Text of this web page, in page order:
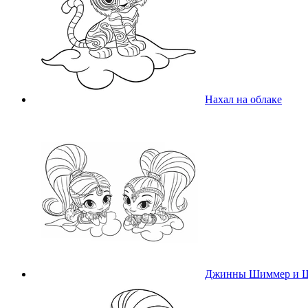
Нахал на облаке
Джинны Шиммер и